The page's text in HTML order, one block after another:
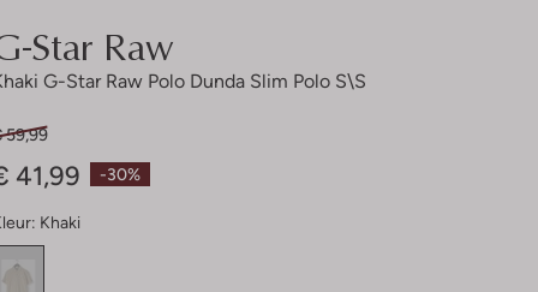
Star Raw
G-Star Raw Polo Dunda Slim Polo S\s
-30%
59,99
41,99
Khaki